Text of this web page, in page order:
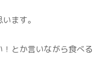
ます。
とか言いながら食べる